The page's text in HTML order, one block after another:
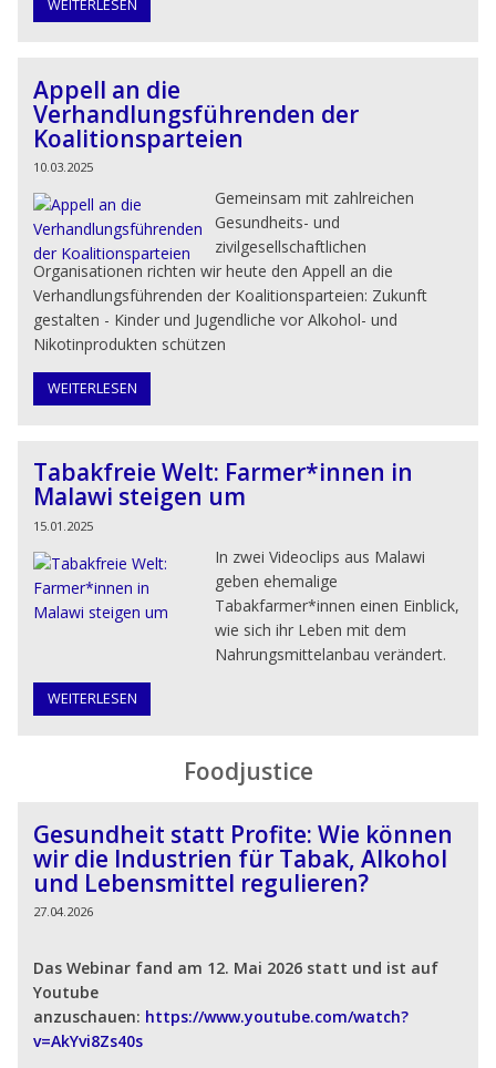
WEITERLESEN
Appell an die
Verhandlungsführenden der
Koalitionsparteien
10.03.2025
Gemeinsam mit zahlreichen
Gesundheits- und
zivilgesellschaftlichen
Organisationen richten wir heute den Appell an die
Verhandlungsführenden der Koalitionsparteien: Zukunft
gestalten - Kinder und Jugendliche vor Alkohol- und
Nikotinprodukten schützen
WEITERLESEN
Tabakfreie Welt: Farmer*innen in
Malawi steigen um
15.01.2025
In zwei Videoclips aus Malawi
geben ehemalige
Tabakfarmer*innen einen Einblick,
wie sich ihr Leben mit dem
Nahrungsmittelanbau verändert.
WEITERLESEN
Foodjustice
Gesundheit statt Profite: Wie können
wir die Industrien für Tabak, Alkohol
und Lebensmittel regulieren?
27.04.2026
Das Webinar fand am 12. Mai 2026 statt und ist auf
Youtube
anzuschauen: https://www.youtube.com/watch?
v=AkYvi8Zs40s